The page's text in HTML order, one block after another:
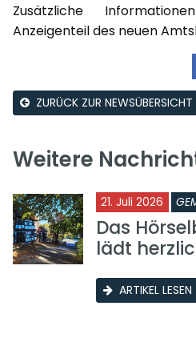
Zusätzliche
Anzeigenteil des neuen
ZURÜCK ZUR NEWSÜBERSICHT
Weitere
21. Juli 2026
Das
lädt
ARTIKEL LESEN